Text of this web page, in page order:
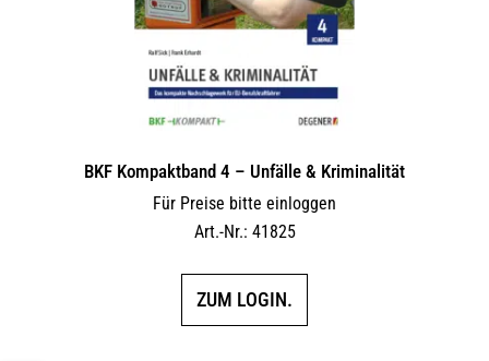
BKF Kompaktband 4 – Unfälle & Kriminalität
Für Preise bitte einloggen
Art.-Nr.: 41825
ZUM LOGIN.